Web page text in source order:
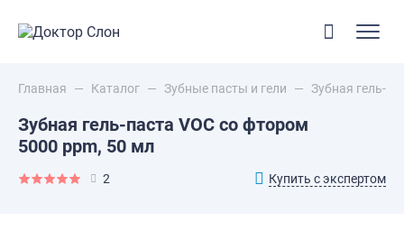
Главная — Каталог — Зубные пасты и гели — Зубная гель-
Зубная гель-паста VOC со фтором
5000 ppm, 50 мл
2 Купить с экспертом